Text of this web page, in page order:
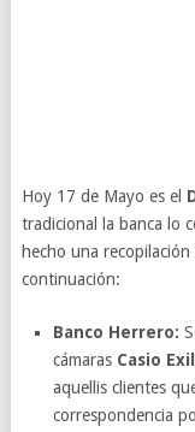
Hoy 17 de Mayo es el
tradicional la banca lo
hecho una
continuación:
Banco Herrero:
cámaras Casio
aquellis clientes
correspondencia